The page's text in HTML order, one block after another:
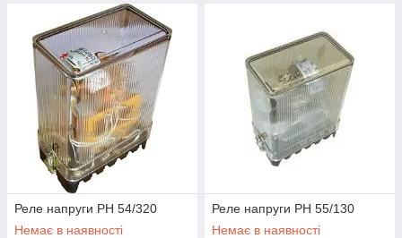
Реле напруги РН 54/320
Немає в наявності
Реле напруги РН 55/130
Немає в наявності